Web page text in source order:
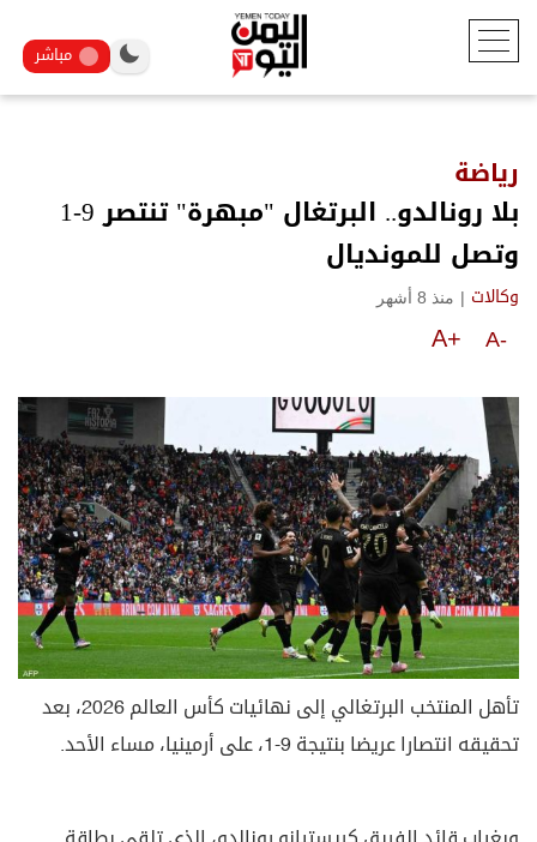
مباشر
رياضة
بلا رونالدو.. البرتغال "مبهرة" تنتصر 9-1
وتصل للمونديال
وكالات | منذ 8 أشهر
A-
A+
تأهل المنتخب البرتغالي إلى نهائيات كأس العالم 2026، بعد
تحقيقه انتصارا عريضا بنتيجة 9-1، على أرمينيا، مساء الأحد.